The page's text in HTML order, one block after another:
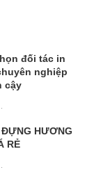
đối tác in
nghiệp
cậy
ĐỰNG HƯƠNG
RẺ